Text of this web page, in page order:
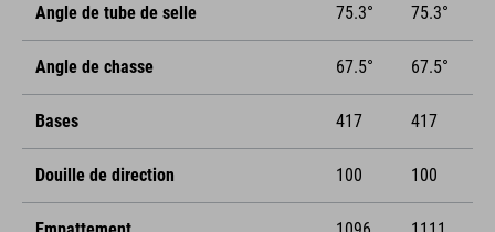
Angle de tube de selle 75.3° 75.3°
Angle de chasse 67.5° 67.5°
Bases 417 417
Douille de direction 100 100